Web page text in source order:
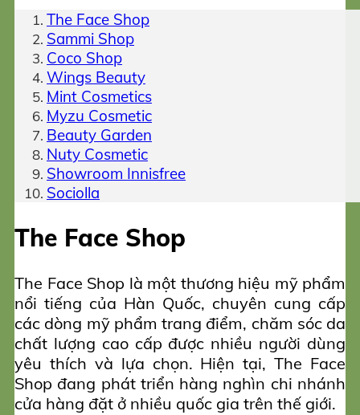
The Face Shop
Sammi Shop
Coco Shop
Wings Beauty
Mint Cosmetics
Myzu Cosmetic
Beauty Garden
Nuty Cosmetic
Showroom Innisfree
Sociolla
The Face Shop
The Face Shop là một thương hiệu mỹ phẩm
nổi tiếng của Hàn Quốc, chuyên cung cấp
các dòng mỹ phẩm trang điểm, chăm sóc da
chất lượng cao cấp được nhiều người dùng
yêu thích và lựa chọn. Hiện tại, The Face
Shop đang phát triển hàng nghìn chi nhánh
cửa hàng đặt ở nhiều quốc gia trên thế giới.